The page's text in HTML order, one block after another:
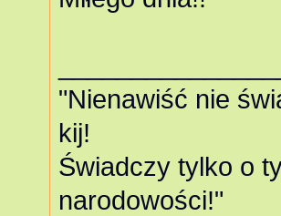
"Nienawiść nie
kij!
Świadczy tylko o
narodowości!"